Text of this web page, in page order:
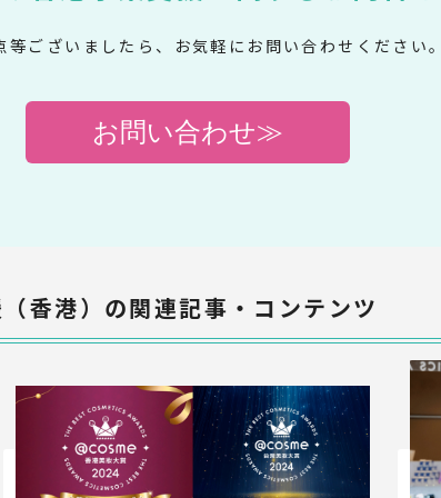
等ございましたら、お気軽にお問い合わせください
お問い合わせ≫
香港）の関連記事・コンテンツ